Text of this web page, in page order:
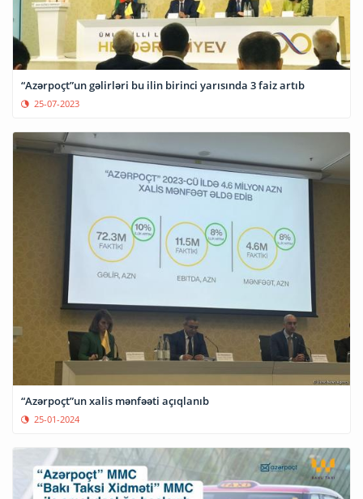
“Azərpoçt”un gəlirləri bu ilin birinci yarısında 3 faiz artıb
25-07-2023
“Azərpoçt”un xalis mənfəəti açıqlanıb
25-01-2024